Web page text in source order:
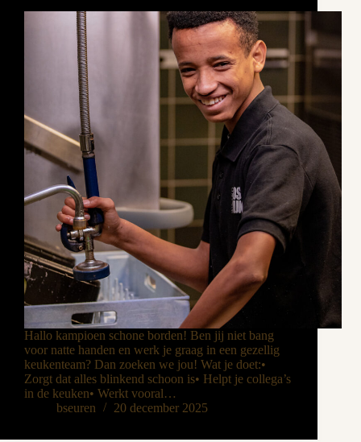
Hallo kampioen schone borden! Ben jij niet bang
voor natte handen en werk je graag in een gezellig
keukenteam? Dan zoeken we jou! Wat je doet:•
Zorgt dat alles blinkend schoon is• Helpt je collega’s
in de keuken• Werkt vooral…
bseuren
20 december 2025